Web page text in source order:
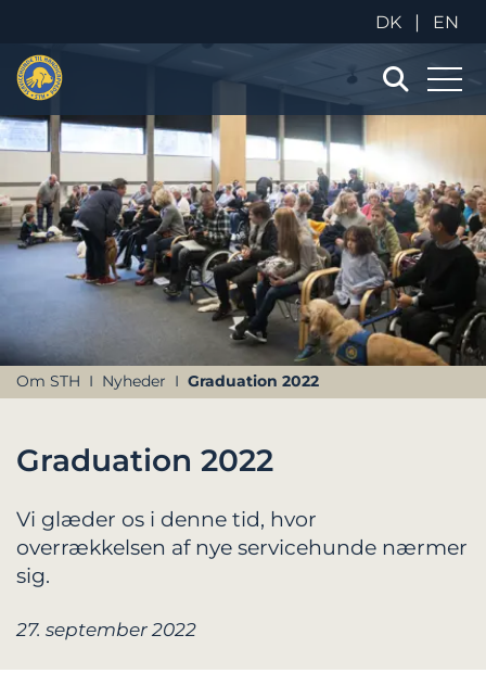
DK
| EN
Om STH Nyheder Graduation 2022
Graduation 2022
Vi glæder os i denne tid, hvor
overrækkelsen af nye servicehunde nærmer
sig.
27. september 2022